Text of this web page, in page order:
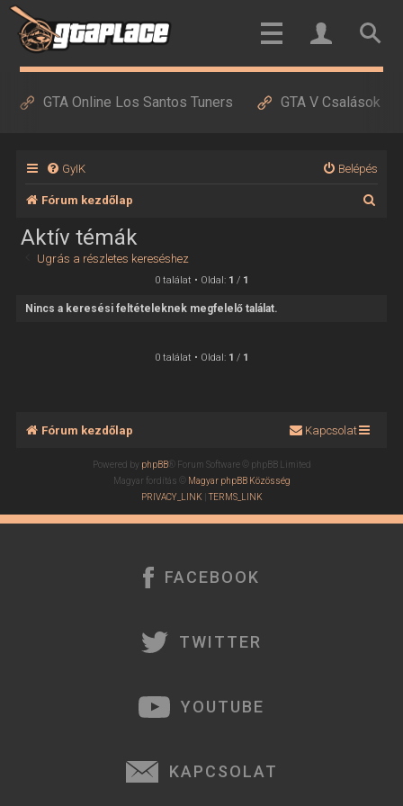
GTA Online Los Santos Tuners GTA V Csalások
GyIK Belépés
Fórum kezdőlap
Aktív témák
Ugrás a részletes kereséshez
0 találat • Oldal: 1 / 1
Nincs a keresési feltételeknek megfelelő találat.
0 találat • Oldal: 1 / 1
Fórum kezdőlap Kapcsolat
Powered by phpBB® Forum Software © phpBB Limited
Magyar fordítás ©
Magyar phpBB Közösség
PRIVACY_LINK| TERMS_LINK
FACEBOOK
TWITTER
YOUTUBE
KAPCSOLAT